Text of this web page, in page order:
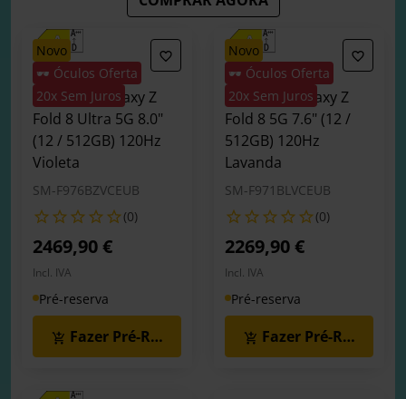
novo
🕶️ Óculos Oferta
20x Sem Juros
Smartphone
Samsung Galaxy Z
Fold 8 Ultra 5G 8.0"
(12 / 512GB) 120Hz
Violeta
SM-F976BZVCEUB
(0)
2469,90 €
Incl. IVA
Pré-reserva
Fazer Pré-Reserva
novo
🕶️ Óculos Oferta
20x Sem Juros
Smartphone
Samsung Galaxy Z
Fold 8 5G 7.6" (12 /
512GB) 120Hz
Lavanda
SM-F971BLVCEUB
(0)
2269,90 €
Incl. IVA
Pré-reserva
Fazer Pré-Reserva